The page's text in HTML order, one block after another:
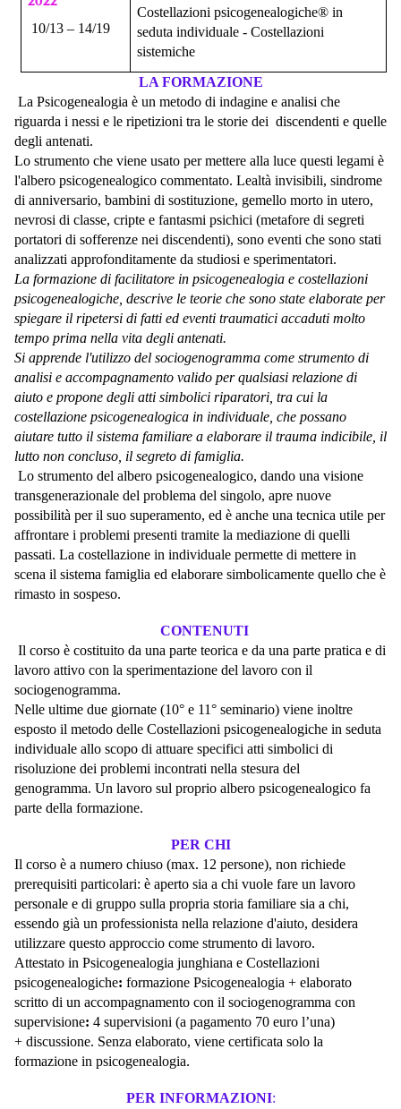
10/13 – 14/19
Costellazioni psicogenealogiche® in
seduta individuale - Costellazioni
sistemiche
LA FORMAZIONE
La Psicogenealogia è un metodo di indagine e analisi che
riguarda i nessi e le ripetizioni tra le storie dei discendenti e quelle
degli antenati.
Lo strumento che viene usato per mettere alla luce questi legami è
l'albero psicogenealogico commentato. Lealtà invisibili, sindrome
di anniversario, bambini di sostituzione, gemello morto in utero,
nevrosi di classe, cripte e fantasmi psichici (metafore di segreti
portatori di sofferenze nei discendenti), sono eventi che sono stati
analizzati approfonditamente da studiosi e sperimentatori.
La formazione di facilitatore in psicogenealogia e costellazioni
psicogenealogiche, descrive le teorie che sono state elaborate per
spiegare il ripetersi di fatti ed eventi traumatici accaduti molto
tempo prima nella vita degli antenati.
Si apprende l'utilizzo del sociogenogramma come strumento di
analisi e accompagnamento valido per qualsiasi relazione di
aiuto e propone degli atti simbolici riparatori, tra cui la
costellazione psicogenealogica in individuale, che possano
aiutare tutto il sistema familiare a elaborare il trauma indicibile, il
lutto non concluso, il segreto di famiglia.
Lo strumento del albero psicogenealogico, dando una visione
transgenerazionale del problema del singolo, apre nuove
possibilità per il suo superamento, ed è anche una tecnica utile per
affrontare i problemi presenti tramite la mediazione di quelli
passati. La costellazione in individuale permette di mettere in
scena il sistema famiglia ed elaborare simbolicamente quello che è
rimasto in sospeso.
CONTENUTI
Il corso è costituito da una parte teorica e da una parte pratica e di
lavoro attivo con la sperimentazione del lavoro con il
sociogenogramma.
Nelle ultime due giornate (10° e 11° seminario) viene inoltre
esposto il metodo delle Costellazioni psicogenealogiche in seduta
individuale allo scopo di attuare specifici atti simbolici di
risoluzione dei problemi incontrati nella stesura del
genogramma. Un lavoro sul proprio albero psicogenealogico fa
parte della formazione.
PER CHI
Il corso è a numero chiuso (max. 12 persone), non richiede
prerequisiti particolari: è aperto sia a chi vuole fare un lavoro
personale e di gruppo sulla propria storia familiare sia a chi,
essendo già un professionista nella relazione d'aiuto, desidera
utilizzare questo approccio come strumento di lavoro.
Attestato in Psicogenealogia junghiana e Costellazioni
psicogenealogiche: formazione Psicogenealogia + elaborato
scritto di un accompagnamento con il sociogenogramma con
supervisione: 4 supervisioni (a pagamento 70 euro l’una)
+ discussione. Senza elaborato, viene certificata solo la
formazione in psicogenealogia.
PER INFORMAZIONI: